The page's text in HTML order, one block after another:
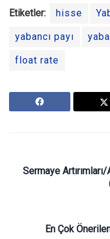
Etiketler: hisse
yabancı payı
float rate
Sermaye
En Çok